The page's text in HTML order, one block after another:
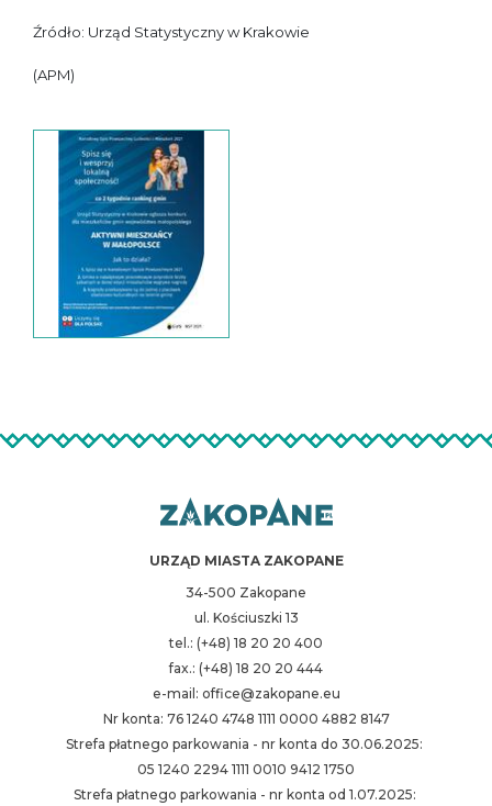
Źródło: Urząd Statystyczny w Krakowie
(APM)
URZĄD MIASTA ZAKOPANE
34-500 Zakopane
ul. Kościuszki 13
tel.: (+48) 18 20 20 400
fax.: (+48) 18 20 20 444
e-mail: office@zakopane.eu
Nr konta: 76 1240 4748 1111 0000 4882 8147
Strefa płatnego parkowania - nr konta do 30.06.2025:
05 1240 2294 1111 0010 9412 1750
Strefa płatnego parkowania - nr konta od 1.07.2025: